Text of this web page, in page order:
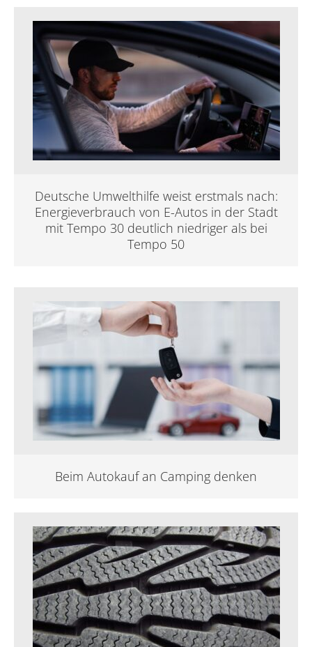
Deutsche Umwelthilfe weist erstmals nach:
Energieverbrauch von E-Autos in der Stadt
mit Tempo 30 deutlich niedriger als bei
Tempo 50
Beim Autokauf an Camping denken